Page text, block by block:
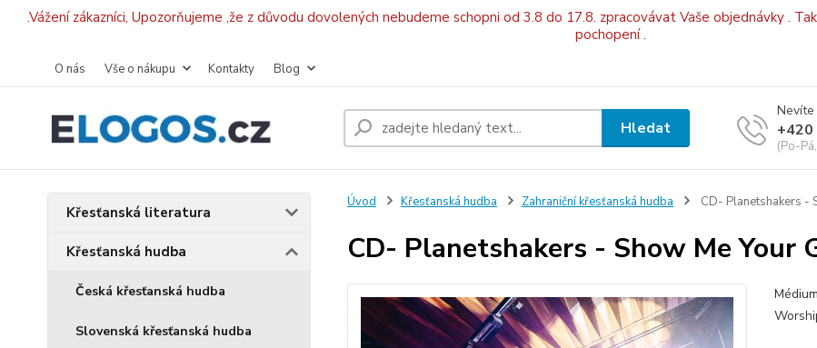
.Vážení zákazníci, Upozorňujeme ,že z důvodu dovolených nebudeme schopni od 3.8 do 17.8. zpracovávat Vaše objednávky .
pochopení .
O nás Vše o nákupu Kontakty Blog
Hledat
Nevíte
+420
(Po-
Křesťanská literatura
Křesťanská hudba
Česká křesťanská hudba
Slovenská křesťanská hudba
Úvod Křesťanská hudba Zahraniční křesťanská hudba CD- Planetshakers -
CD- Planetshakers - Show Me Your